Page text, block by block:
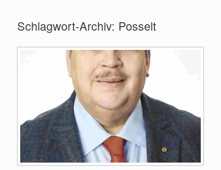
springenSchlagwort-Archiv: Posselt